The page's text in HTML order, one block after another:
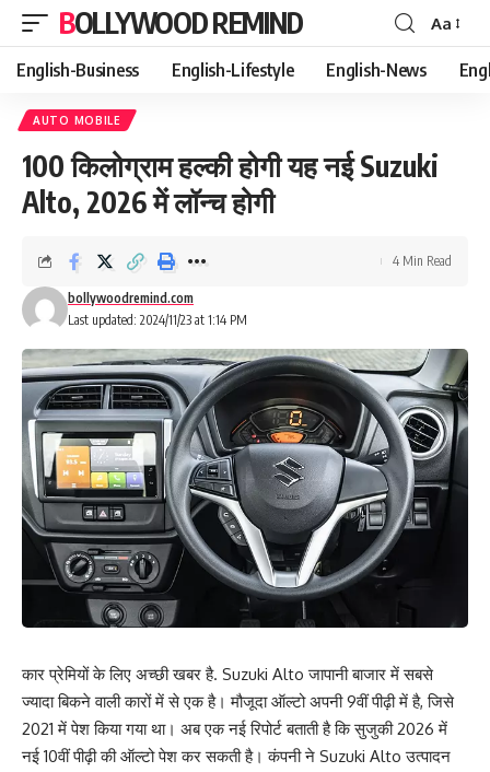
BOLLYWOOD REMIND
Font
Resizer
Aa
English-Business English-Lifestyle English-News
AUTO MOBILE
100 किलोग्राम हल्की होगी यह नई Suzuki
Alto, 2026 में लॉन्च होगी
Last updated: 2024/11/23 at 1:14 PM
bollywoodremind.com
4 Min Read
कार प्रेमियों के लिए अच्छी खबर है. Suzuki Alto जापानी बाजार में सबसे
ज्यादा बिकने वाली कारों में से एक है। मौजूदा ऑल्टो अपनी 9वीं पीढ़ी में है, जिसे
2021 में पेश किया गया था। अब एक नई रिपोर्ट बताती है कि सुजुकी 2026 में
नई 10वीं पीढ़ी की ऑल्टो पेश कर सकती है। कंपनी ने Suzuki Alto उत्पादन